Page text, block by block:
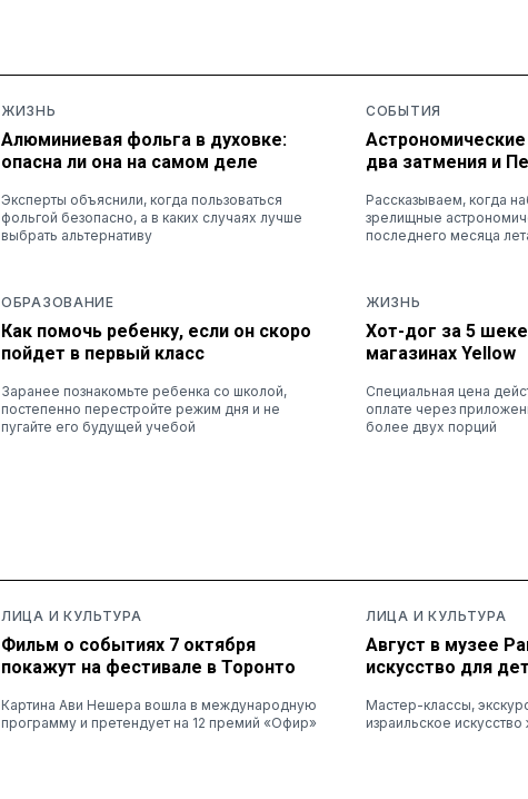
ЖИЗНЬ
Алюминиевая фольга в духовке:
опасна ли она на самом деле
Эксперты объяснили, когда пользоваться
фольгой безопасно, а в каких случаях лучше
выбрать альтернативу
СОБЫТИЯ
два затмения и
Рассказываем, когда
зрелищные
последнего месяца
ОБРАЗОВАНИЕ
Как помочь ребенку, если он скоро
пойдет в первый класс
Заранее познакомьте ребенка со школой,
постепенно перестройте режим дня и не
пугайте его будущей учебой
ЖИЗНЬ
Хот-дог за 5
магазинах Yellow
Специальная цена
оплате через
более двух порций
ЛИЦА И КУЛЬТУРА
Фильм о событиях 7 октября
покажут на фестивале в Торонто
Картина Ави Нешера вошла в международную
программу и претендует на 12 премий «Офир»
ЛИЦА И КУЛЬТУРА
Август в музее
искусство для
Мастер-классы,
израильское